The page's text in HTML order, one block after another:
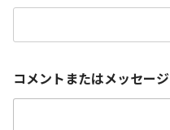
コメントまたはメッセージ